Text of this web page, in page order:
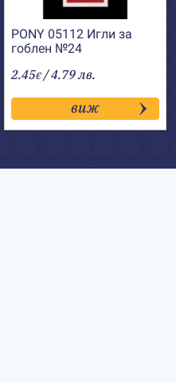
PONY 05112 Игли за
гоблен №24
2.45€ / 4.79 лв.
виж